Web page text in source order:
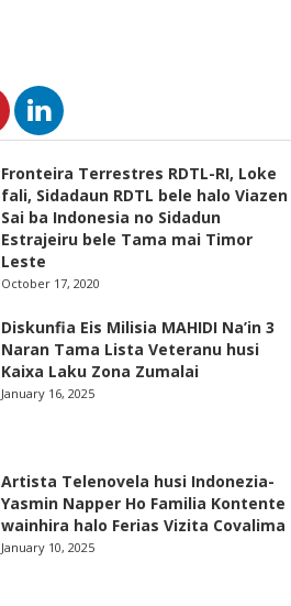
Fronteira Terrestres RDTL-RI, Loke
fali, Sidadaun RDTL bele halo Viazen
Sai ba Indonesia no Sidadun
Estrajeiru bele Tama mai Timor
Leste
October 17, 2020
Diskunfia Eis Milisia MAHIDI Na’in 3
Naran Tama Lista Veteranu husi
Kaixa Laku Zona Zumalai
January 16, 2025
Artista Telenovela husi Indonezia-
Yasmin Napper Ho Familia Kontente
wainhira halo Ferias Vizita Covalima
January 10, 2025